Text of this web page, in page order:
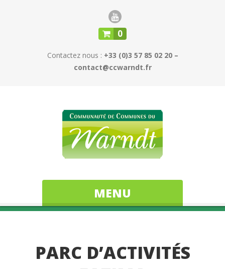
0
Contactez nous : +33 (0)3 57 85 02 20 –
contact@ccwarndt.fr
MENU
PARC D’ACTIVITÉS